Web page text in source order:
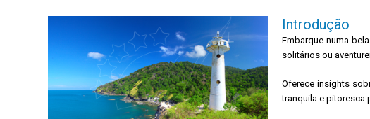
Introdução
Embarque numa
solitários ou
Oferece insights
tranquila e pitoresca